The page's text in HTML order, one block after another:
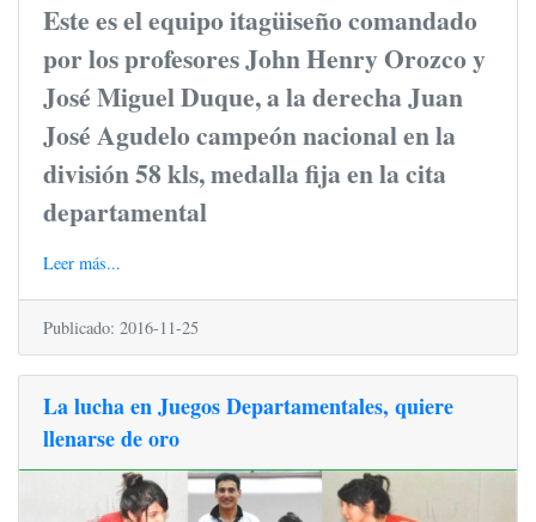
Este es el equipo itagüiseño comandado
por los profesores John Henry Orozco y
José Miguel Duque, a la derecha Juan
José Agudelo campeón nacional en la
división 58 kls, medalla fija en la cita
departamental
Leer más...
Publicado: 2016-11-25
La lucha en Juegos Departamentales, quiere
llenarse de oro